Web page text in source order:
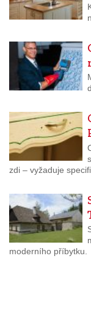
zdi – vyžaduje
moderního příbytku.